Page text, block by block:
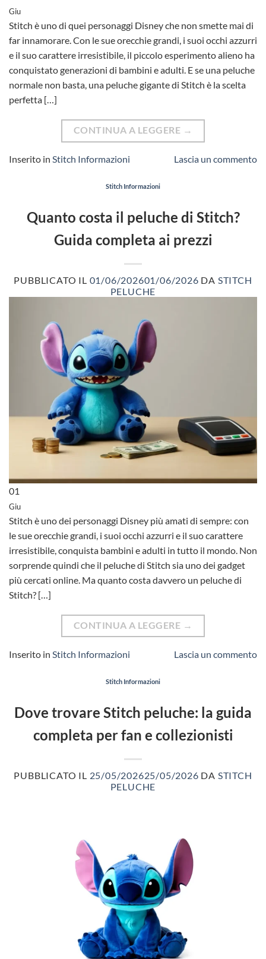
Giu
Stitch è uno di quei personaggi Disney che non smette mai di
far innamorare. Con le sue orecchie grandi, i suoi occhi azzurri
e il suo carattere irresistibile, il piccolo esperimento alieno ha
conquistato generazioni di bambini e adulti. E se una peluche
normale non basta, una peluche gigante di Stitch è la scelta
perfetta […]
CONTINUA A LEGGERE →
Inserito in Stitch Informazioni Lascia un commento
Stitch Informazioni
Quanto costa il peluche di Stitch?
Guida completa ai prezzi
PUBBLICATO IL 01/06/202601/06/2026 DA STITCH
PELUCHE
01
Giu
Stitch è uno dei personaggi Disney più amati di sempre: con
le sue orecchie grandi, i suoi occhi azzurri e il suo carattere
irresistibile, conquista bambini e adulti in tutto il mondo. Non
sorprende quindi che il peluche di Stitch sia uno dei gadget
più cercati online. Ma quanto costa davvero un peluche di
Stitch? […]
CONTINUA A LEGGERE →
Inserito in Stitch Informazioni Lascia un commento
Stitch Informazioni
Dove trovare Stitch peluche: la guida
completa per fan e collezionisti
PUBBLICATO IL 25/05/202625/05/2026 DA STITCH
PELUCHE